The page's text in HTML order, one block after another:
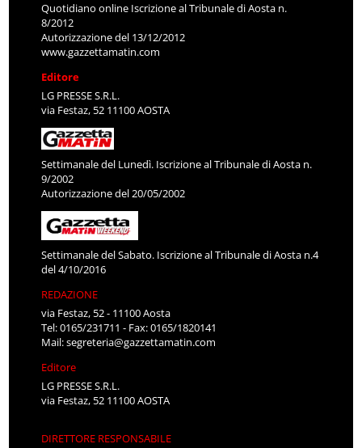
Quotidiano online Iscrizione al Tribunale di Aosta n.
8/2012
Autorizzazione del 13/12/2012
www.gazzettamatin.com
Editore
LG PRESSE S.R.L.
via Festaz, 52 11100 AOSTA
Settimanale del Lunedì. Iscrizione al Tribunale di Aosta n.
9/2002
Autorizzazione del 20/05/2002
Settimanale del Sabato. Iscrizione al Tribunale di Aosta n.4
del 4/10/2016
REDAZIONE
via Festaz, 52 - 11100 Aosta
Tel: 0165/231711 - Fax: 0165/1820141
Mail:segreteria@gazzettamatin.com
Editore
LG PRESSE S.R.L.
via Festaz, 52 11100 AOSTA
DIRETTORE RESPONSABILE